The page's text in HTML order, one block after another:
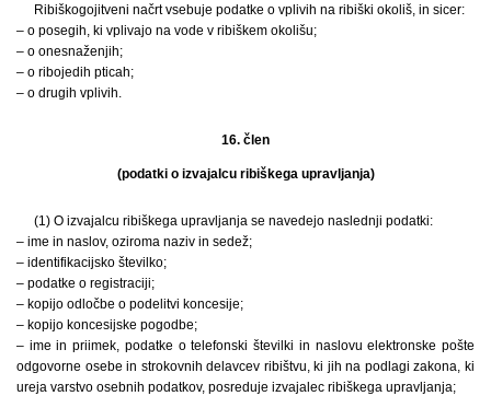
Ribiškogojitveni načrt vsebuje podatke o vplivih na ribiški okoliš, in sicer:
– o posegih, ki vplivajo na vode v ribiškem okolišu;
– o onesnaženjih;
– o ribojedih pticah;
– o drugih vplivih.
16. člen
(podatki o izvajalcu ribiškega upravljanja)
(1) O izvajalcu ribiškega upravljanja se navedejo naslednji podatki:
– ime in naslov, oziroma naziv in sedež;
– identifikacijsko številko;
– podatke o registraciji;
– kopijo odločbe o podelitvi koncesije;
– kopijo koncesijske pogodbe;
– ime in priimek, podatke o telefonski številki in naslovu elektronske pošte
odgovorne osebe in strokovnih delavcev ribištvu, ki jih na podlagi zakona, ki
ureja varstvo osebnih podatkov, posreduje izvajalec ribiškega upravljanja;